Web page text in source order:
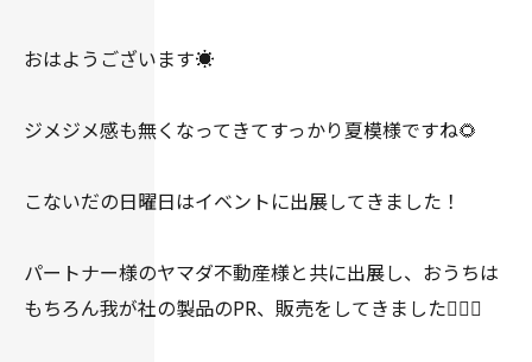
おはようございます☀
ジメジメ感も無くなってきてすっかり夏模様ですね🌻
こないだの日曜日はイベントに出展してきました！
パートナー様のヤマダ不動産様と共に出展し、おうちは
もちろん我が社の製品のPR、販売をしてきました👍🏻✨